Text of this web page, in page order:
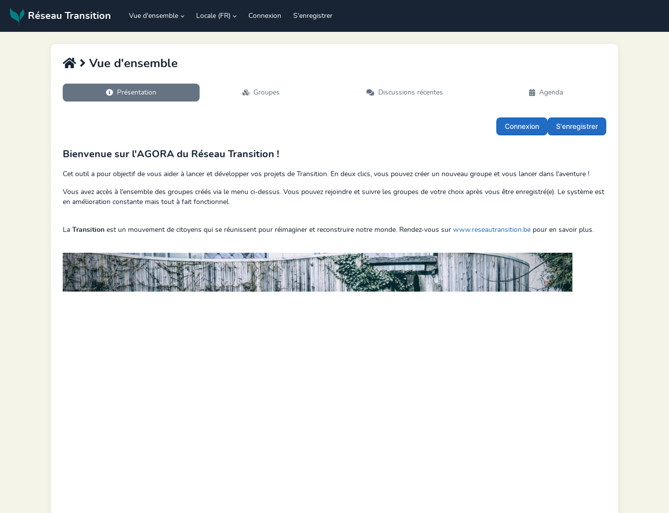
Réseau Transition Vue d'ensemble Locale (FR) Connexion S'enregistrer
Vue d'ensemble
Présentation Groupes Discussions récentes Agenda
Connexion S'enregistrer
Bienvenue sur l'AGORA du Réseau Transition !
Cet outil a pour objectif de vous aider à lancer et développer vos projets de Transition. En deux clics, vous pouvez créer un nouveau groupe et vous lancer dans l'aventure !
Vous avez accès à l'ensemble des groupes créés via le menu ci-dessus. Vous pouvez rejoindre et suivre les groupes de votre choix après vous être enregistré(e). Le système est
en amélioration constante mais tout à fait fonctionnel.
La Transition est un mouvement de citoyens qui se réunissent pour réimaginer et reconstruire notre monde. Rendez-vous sur www.reseautransition.be pour en savoir plus.